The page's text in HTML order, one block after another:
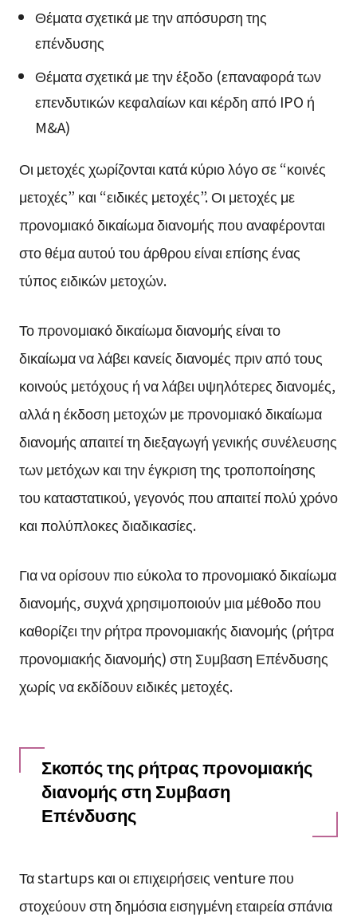
Θέματα σχετικά με την απόσυρση της
επένδυσης
Θέματα σχετικά με την έξοδο (επαναφορά των
επενδυτικών κεφαλαίων και κέρδη από IPO ή
M&A)
Οι μετοχές χωρίζονται κατά κύριο λόγο σε “κοινές
μετοχές” και “ειδικές μετοχές”. Οι μετοχές με
προνομιακό δικαίωμα διανομής που αναφέρονται
στο θέμα αυτού του άρθρου είναι επίσης ένας
τύπος ειδικών μετοχών.
Το προνομιακό δικαίωμα διανομής είναι το
δικαίωμα να λάβει κανείς διανομές πριν από τους
κοινούς μετόχους ή να λάβει υψηλότερες διανομές,
αλλά η έκδοση μετοχών με προνομιακό δικαίωμα
διανομής απαιτεί τη διεξαγωγή γενικής συνέλευσης
των μετόχων και την έγκριση της τροποποίησης
του καταστατικού, γεγονός που απαιτεί πολύ χρόνο
και πολύπλοκες διαδικασίες.
Για να ορίσουν πιο εύκολα το προνομιακό δικαίωμα
διανομής, συχνά χρησιμοποιούν μια μέθοδο που
καθορίζει την ρήτρα προνομιακής διανομής (ρήτρα
προνομιακής διανομής) στη Συμβαση Επένδυσης
χωρίς να εκδίδουν ειδικές μετοχές.
Σκοπός της ρήτρας προνομιακής
διανομής στη Συμβαση
Επένδυσης
Τα startups και οι επιχειρήσεις venture που
στοχεύουν στη δημόσια εισηγμένη εταιρεία σπάνια